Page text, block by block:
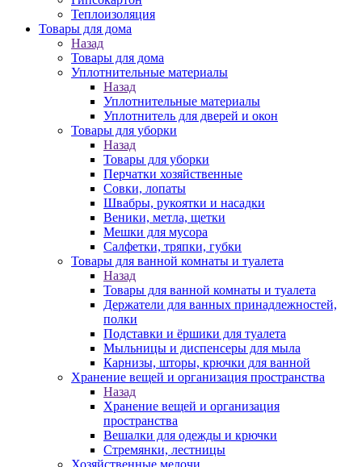
Теплоизоляция
Товары для дома
Назад
Товары для дома
Уплотнительные материалы
Назад
Уплотнительные материалы
Уплотнитель для дверей и окон
Товары для уборки
Назад
Товары для уборки
Перчатки хозяйственные
Совки, лопаты
Швабры, рукоятки и насадки
Веники, метла, щетки
Мешки для мусора
Салфетки, тряпки, губки
Товары для ванной комнаты и туалета
Назад
Товары для ванной комнаты и туалета
Держатели для ванных принадлежностей,
полки
Подставки и ёршики для туалета
Мыльницы и диспенсеры для мыла
Карнизы, шторы, крючки для ванной
Хранение вещей и организация пространства
Назад
Хранение вещей и организация
пространства
Вешалки для одежды и крючки
Стремянки, лестницы
Хозяйственные мелочи